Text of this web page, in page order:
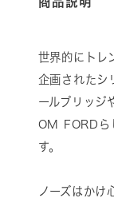
世界的にトレ
企画されたシ
ールブリッジ
OM FORDら
す。
ノーズはかけ